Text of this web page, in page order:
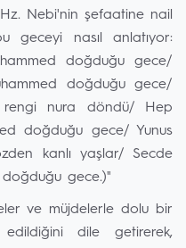
Nebi'nin şefaatine nail
geceyi nasıl anlatıyor:
doğduğu gece/
doğduğu gece/
nura döndü/ Hep
doğduğu gece/ Yunus
kanlı yaşlar/ Secde
doğduğu gece.)"
ve müjdelerle dolu bir
dile getirerek,